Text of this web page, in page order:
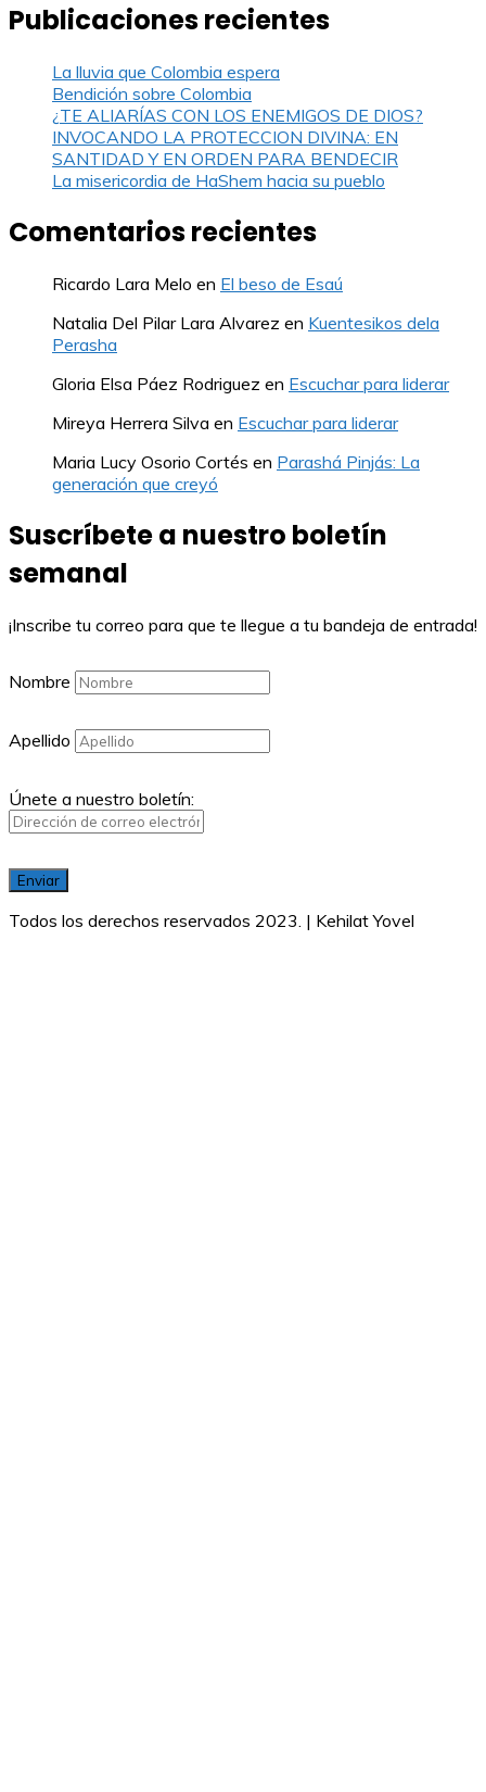
Publicaciones recientes
La lluvia que Colombia espera
Bendición sobre Colombia
¿TE ALIARÍAS CON LOS ENEMIGOS DE DIOS?
INVOCANDO LA PROTECCION DIVINA: EN
SANTIDAD Y EN ORDEN PARA BENDECIR
La misericordia de HaShem hacia su pueblo
Comentarios recientes
Ricardo Lara Melo en El beso de Esaú
Natalia Del Pilar Lara Alvarez en Kuentesikos dela
Perasha
Gloria Elsa Páez Rodriguez en Escuchar para liderar
Mireya Herrera Silva en Escuchar para liderar
Maria Lucy Osorio Cortés en Parashá Pinjás: La
generación que creyó
Suscríbete a nuestro boletín
semanal
¡Inscribe tu correo para que te llegue a tu bandeja de entrada!
Nombre
Apellido
Únete a nuestro boletín:
Todos los derechos reservados 2023. | Kehilat Yovel